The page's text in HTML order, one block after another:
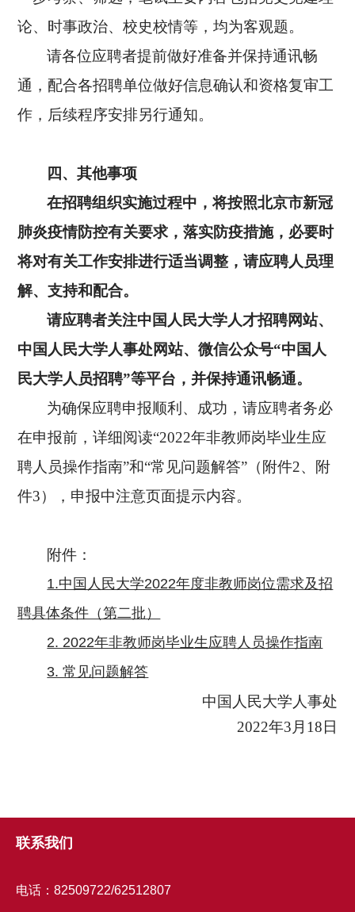
论、时事政治、校史校情等，均为客观题。
请各位应聘者提前做好准备并保持通讯畅
通，配合各招聘单位做好信息确认和资格复审工
作，后续程序安排另行通知。
四 、其他事项
在招聘组织实施过程中，将按照北京市新冠
肺炎疫情防控有关要求，落实防疫措施，必要时
将对有关工作安排进行适当调整，请应聘人员理
解、支持和配合。
请应聘者关注中国人民大学人才招聘网站、
中国人民大学人事处网站、微信公众号“中国人
民大学人员招聘”等平台，并保持通讯畅通。
为确保应聘申报顺利、成功，请应聘者务必
在申报前，详细阅读“2022年非教师岗毕业生应
聘人员操作指南”和“常见问题解答”（附件2、附
件3），申报中注意页面提示内容。
附件：
1.中国人民大学2022年度非教师岗位需求及招
聘具体条件（第二批）
2. 2022年非教师岗毕业生应聘人员操作指南
3. 常见问题解答
中国人民大学人事处
2022年3月18日
联系我们
电话：82509722/62512807